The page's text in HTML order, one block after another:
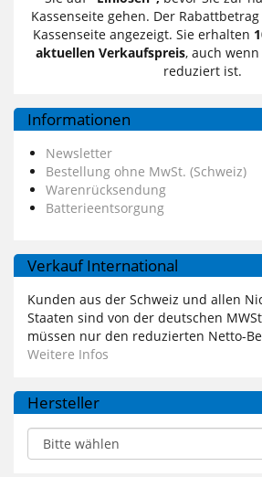
Kassenseite gehen. Der
Kassenseite angezeigt. Sie erhalten
aktuellen Verkaufspreis, auch
reduziert ist.
Informationen
Newsletter
Bestellung ohne MwSt. (Schweiz)
Warenrücksendung
Batterieentsorgung
Verkauf International
Kunden aus der Schweiz und allen
Staaten sind von der deutschen
müssen nur den reduzierten Netto-
Weitere Infos
Hersteller